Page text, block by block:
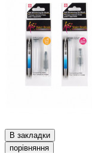
В закладки
порівняння